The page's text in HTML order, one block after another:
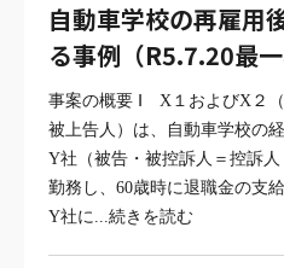
自動車学校の再雇用
る事例（R5.7.20最一
事案の概要 Ⅰ X１およびX２
被上告人）は、自動車学校の
Y社（被告・被控訴人＝控訴
勤務し、60歳時に退職金の支
Y社に...続きを読む